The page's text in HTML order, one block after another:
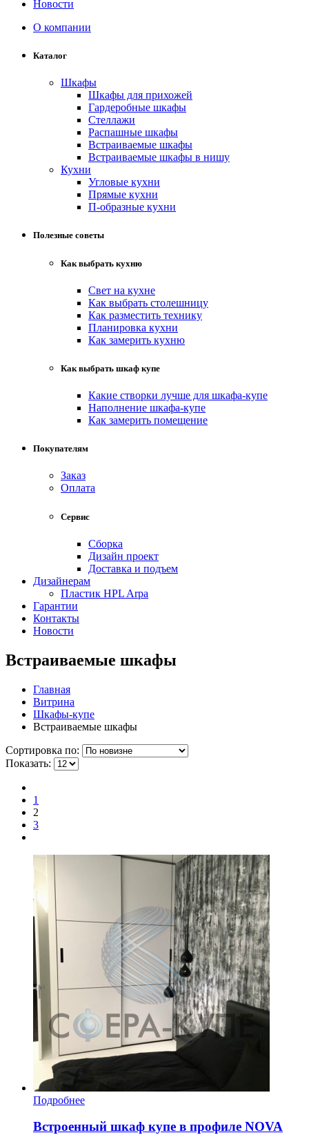
Новости
О компании
Каталог
Шкафы
Шкафы для прихожей
Гардеробные шкафы
Стеллажи
Распашные шкафы
Встраиваемые шкафы
Встраиваемые шкафы в нишу
Кухни
Угловые кухни
Прямые кухни
П-образные кухни
Полезные советы
Как выбрать кухню
Свет на кухне
Как выбрать столешницу
Как разместить технику
Планировка кухни
Как замерить кухню
Как выбрать шкаф купе
Какие створки лучше для шкафа-купе
Наполнение шкафа-купе
Как замерить помещение
Покупателям
Заказ
Оплата
Сервис
Сборка
Дизайн проект
Доставка и подъем
Дизайнерам
Пластик HPL Arpa
Гарантии
Контакты
Новости
Встраиваемые шкафы
Главная
Витрина
Шкафы-купе
Встраиваемые шкафы
Сортировка по:
Показать:
1
2
3
Подробнее
Встроенный шкаф купе в профиле NOVA